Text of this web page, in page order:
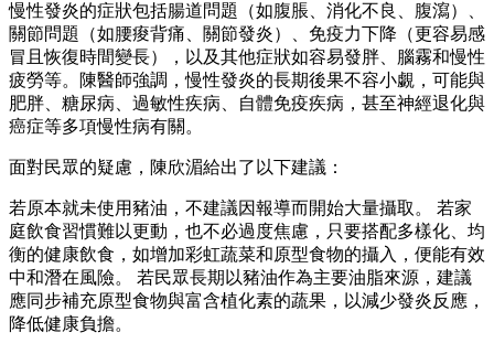
慢性發炎的症狀包括腸道問題（如腹脹、消化不良、腹瀉）、
關節問題（如腰痠背痛、關節發炎）、免疫力下降（更容易感
冒且恢復時間變長），以及其他症狀如容易發胖、腦霧和慢性
疲勞等。陳醫師強調，慢性發炎的長期後果不容小覷，可能與
肥胖、糖尿病、過敏性疾病、自體免疫疾病，甚至神經退化與
癌症等多項慢性病有關。
面對民眾的疑慮，陳欣湄給出了以下建議：
若原本就未使用豬油，不建議因報導而開始大量攝取。 若家
庭飲食習慣難以更動，也不必過度焦慮，只要搭配多樣化、均
衡的健康飲食，如增加彩虹蔬菜和原型食物的攝入，便能有效
中和潛在風險。 若民眾長期以豬油作為主要油脂來源，建議
應同步補充原型食物與富含植化素的蔬果，以減少發炎反應，
降低健康負擔。